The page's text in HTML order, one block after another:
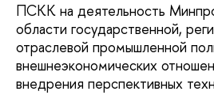
ПСКК на деятельность
области государственной,
отраслевой промышленной
внешнеэкономических
внедрения перспективных